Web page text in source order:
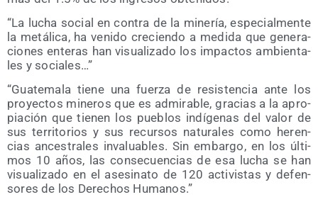
“La lucha social en con­tra de la mine­ría, espe­cial­men­te
la metá­li­ca, ha veni­do cre­cien­do a medi­da que gene­ra­
cio­nes ente­ras han visua­li­za­do los impac­tos ambien­ta­
les y sociales…”
“Gua­te­ma­la tie­ne una fuer­za de resis­ten­cia ante los
pro­yec­tos mine­ros que es admi­ra­ble, gra­cias a la apro­
pia­ción que tie­nen los pue­blos indí­ge­nas del valor de
sus terri­to­rios y sus recur­sos natu­ra­les como heren­
cias ances­tra­les inva­lua­bles. Sin embar­go, en los últi­
mos 10 años, las con­se­cuen­cias de esa lucha se han
visua­li­za­do en el ase­si­na­to de 120 acti­vis­tas y defen­
so­res de los Dere­chos Humanos.”